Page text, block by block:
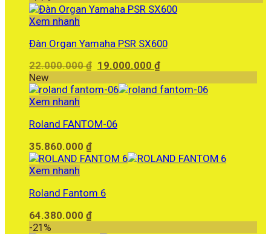
là:
tại
Xem nhanh
Đàn Organ Yamaha PSR SX600
22.000.000₫ Giá
là:
19.000.000₫Giá
tại
New
Xem nhanh
Roland FANTOM-06
35.860.000 ₫
Xem nhanh
Roland Fantom 6
64.380.000 ₫
-21%